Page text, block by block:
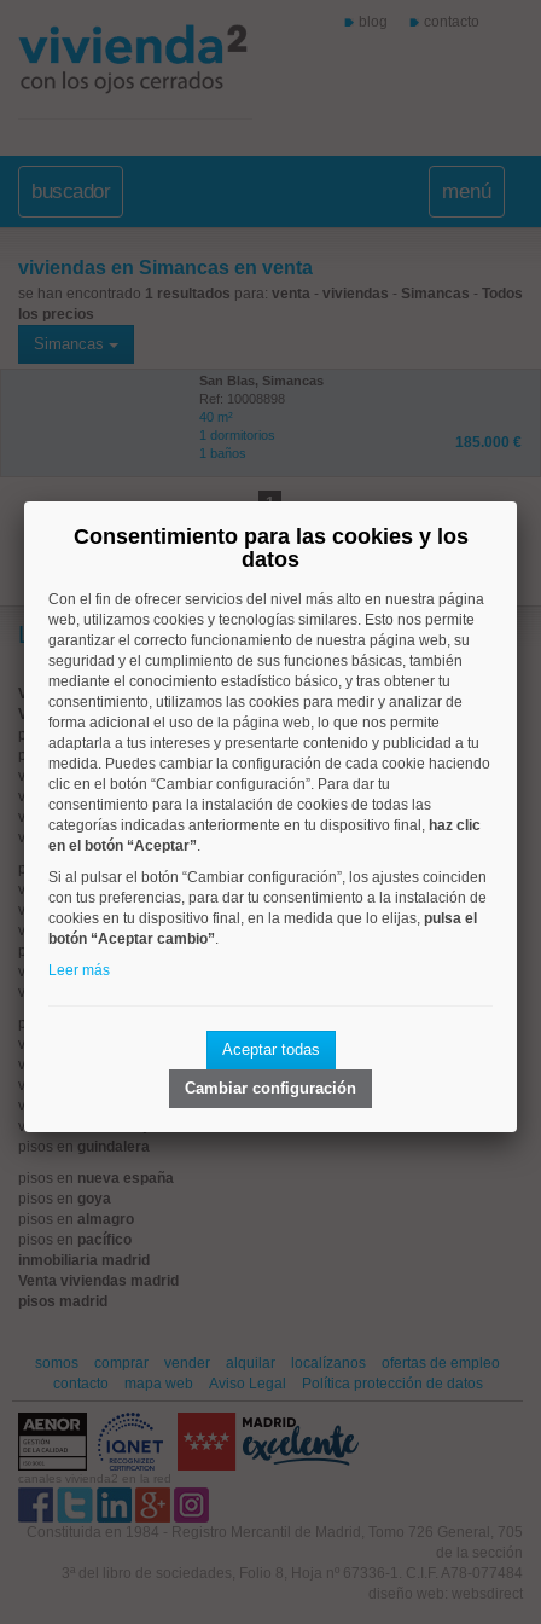
blog contacto
buscador menú
viviendas en Simancas en venta
se han encontrado 1 resultados para: venta - viviendas - Simancas - Todos
los precios
Simancas
San Blas, Simancas
Ref: 10008898
40 m²
1 dormitorios
1 baños
185.000 €
1
Lo más buscado
Valorar vivienda online
Vender piso
pisos en
chamberí
pisos enmoncloa
viviendas en argüelles
viviendas en
tetuán
viviendas en
cuatro caminos
viviendas en chamartín
pisos en rios rosas
viviendas en
prosperidad
viviendas en
hispanoamerica
viviendas en ciudad lineal
pisos en
salamanca
viviendas encentro
viviendas en
pisos en
viviendas en
viviendas en
viviendas en
alonso martinez
viviendas en
arturo soria
viviendas en
pisos en guindalera
pisos en nueva españa
pisos en goya
pisos en almagro
pisos en pacífico
inmobiliaria madrid
Venta viviendas madrid
pisos madrid
somos comprar vender alquilar localízanos
ofertas de empleo
contacto
mapa web Aviso Legal Política protección de datos
canales vivienda2 en la red
Constituida en 1984 - Registro Mercantil de Madrid, Tomo 726 General, 705
de la sección
3ª del libro de sociedades, Folio 8, Hoja nº 67336-1. C.I.F. A78-077484
diseño web: websdirect
Consentimiento para las cookies y los
datos
Con el fin de ofrecer servicios del nivel más alto en nuestra página
web, utilizamos cookies y tecnologías similares. Esto nos permite
garantizar el correcto funcionamiento de nuestra página web, su
seguridad y el cumplimiento de sus funciones básicas, también
mediante el conocimiento estadístico básico, y tras obtener tu
consentimiento, utilizamos las cookies para medir y analizar de
forma adicional el uso de la página web, lo que nos permite
adaptarla a tus intereses y presentarte contenido y publicidad a tu
medida. Puedes cambiar la configuración de cada cookie haciendo
clic en el botón “Cambiar configuración”. Para dar tu
consentimiento para la instalación de cookies de todas las
categorías indicadas anteriormente en tu dispositivo final, haz clic
en el botón “Aceptar”.
Si al pulsar el botón “Cambiar configuración”, los ajustes coinciden
con tus preferencias, para dar tu consentimiento a la instalación de
cookies en tu dispositivo final, en la medida que lo elijas, pulsa el
botón “Aceptar cambio”.
Leer más
Aceptar todas
Cambiar configuración